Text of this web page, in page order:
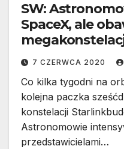
SW:
SpaceX, ale
7 CZERWCA 2020
Co kilka tygodni na
kolejna paczka
konstelacji
Astronomowie
przedstawicielami…